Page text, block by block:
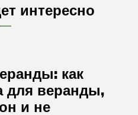
интересно
как
для веранды,
и не